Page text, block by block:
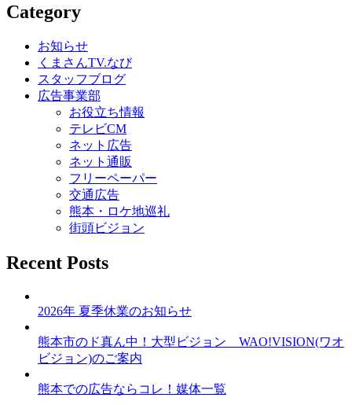
Category
お知らせ
くまさんTV.なび
スタッフブログ
広告事業部
お役立ち情報
テレビCM
ネット広告
ネット通販
フリーペーパー
交通広告
熊本・ロケ地巡礼
街頭ビジョン
Recent Posts
2026年 夏季休業のお知らせ
熊本市のド真ん中！大型ビジョン WAO!VISION(ワオ
ビジョン)のご案内
熊本での広告ならコレ！媒体一覧